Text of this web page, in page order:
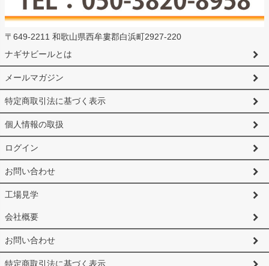
〒649-2211 和歌山県西牟婁郡白浜町2927-220
ナギサビールとは
メールマガジン
特定商取引法に基づく表示
個人情報の取扱
ログイン
お問い合わせ
工場見学
会社概要
お問い合わせ
特定商取引法に基づく表示